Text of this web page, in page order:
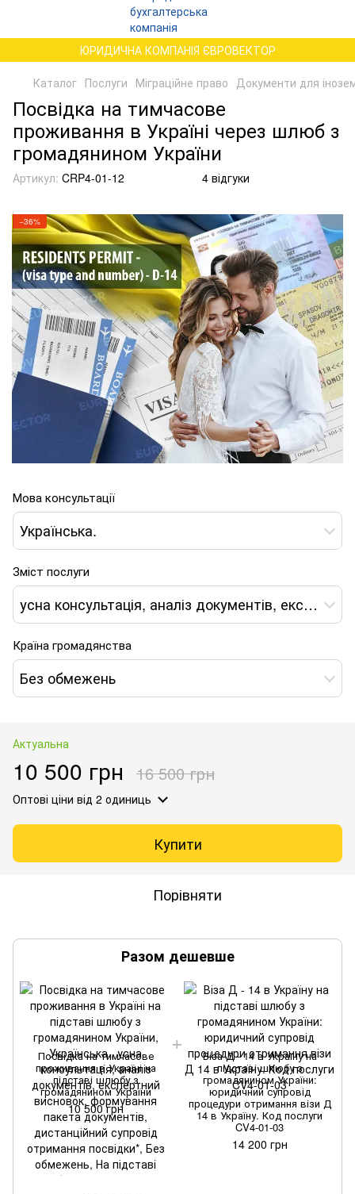
ЮРИДИЧНА КОМПАНІЯ ЄВРОВЕКТОР
Каталог Послуги Міграційне право Документи для
Посвідка на тимчасове
проживання в Україні через шлюб з
громадянином України
Артикул: CRP4-01-12 4 відгуки
−36%
Мова консультації
Українська.
Зміст послуги
усна консультація, аналіз документів, експертний висновок, формування пакета документів, дистанційний супровід отримання посвідки*
Країна громадянства
Без обмежень
Актуальна
10 500 грн 16 500 грн
Оптові ціни від 2 одиниць
Купити
Порівняти
Разом дешевше
Посвідка на тимчасове
проживання в Україні на
підставі шлюбу з
громадянином України
10 500 грн
Віза Д - 14 в Україну на
підставі шлюбу з
громадянином України:
юридичний супровід
процедури отримання візи Д
14 в Україну. Код послуги
CV4-01-03
14 200 грн